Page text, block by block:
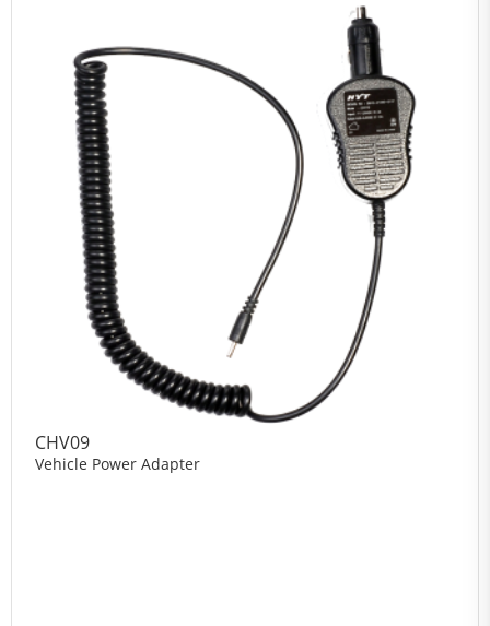
CHV09
Vehicle Power Adapter